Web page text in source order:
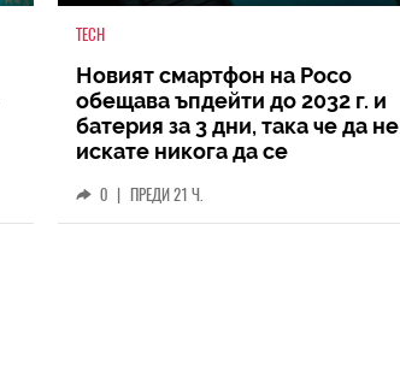
TECH
Новият смартфон на Poco
обещава ъпдейти до 2032 г. и
батерия за 3 дни, така че да не
искате никога да се
0 | ПРЕДИ 21 Ч.